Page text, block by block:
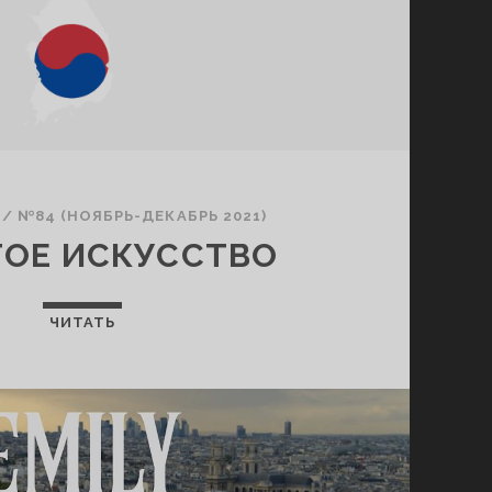
/ №84 (НОЯБРЬ-ДЕКАБРЬ 2021)
ИСКУССТВО
ЧИТАТЬ